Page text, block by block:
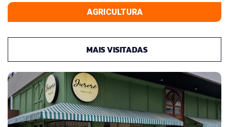
AGRICULTURA
MAIS VISITADAS